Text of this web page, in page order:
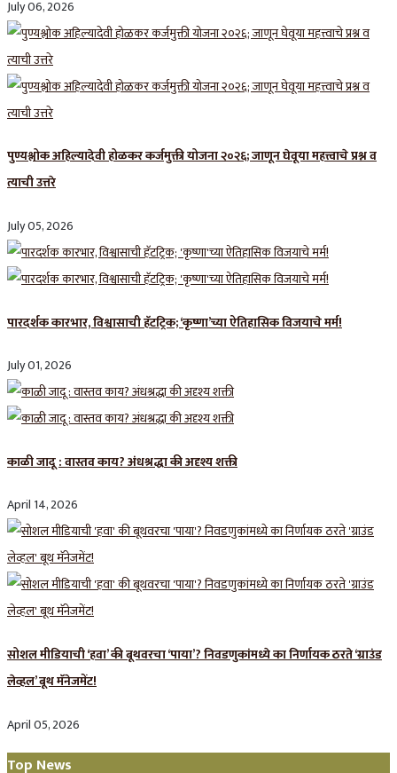
July 06, 2026
पुण्यश्लोक अहिल्यादेवी होळकर कर्जमुक्ती योजना २०२६; जाणून घेवूया महत्त्वाचे प्रश्न व
त्याची उत्तरे
July 05, 2026
पारदर्शक कारभार, विश्वासाची हॅटट्रिक; ‘कृष्णा’च्या ऐतिहासिक विजयाचे मर्म!
July 01, 2026
काळी जादू : वास्तव काय? अंधश्रद्धा की अदृश्य शक्ती
April 14, 2026
सोशल मीडियाची ‘हवा’ की बूथवरचा ‘पाया’? निवडणुकांमध्ये का निर्णायक ठरते ‘ग्राउंड
लेव्हल’ बूथ मॅनेजमेंट!
April 05, 2026
Top News